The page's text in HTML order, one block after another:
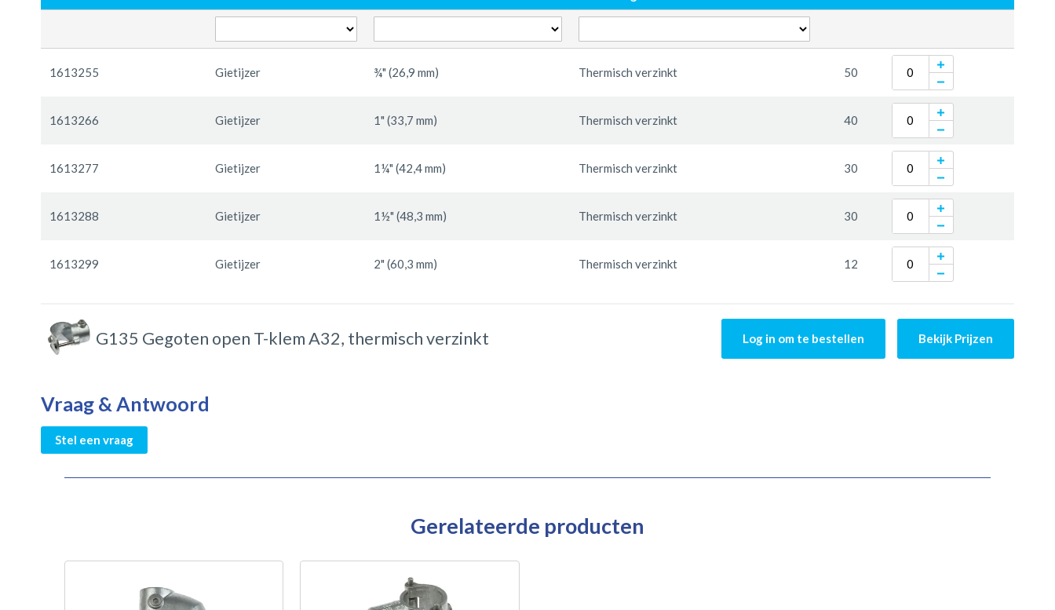
de
afbeeldingen-
de
afbeeldingen-
productitems
1613255 Gietijzer ¾" (26,9 mm) Thermisch verzinkt 50
1613266 Gietijzer 1" (33,7 mm) Thermisch verzinkt 40
1613277 Gietijzer 1¼" (42,4 mm) Thermisch verzinkt 30
1613288 Gietijzer 1½" (48,3 mm) Thermisch verzinkt 30
1613299 Gietijzer 2" (60,3 mm) Thermisch verzinkt 12
G135 Gegoten open T-klem A32, thermisch verzinkt Log in om te bestellen Bekijk Prijzen
Vraag & Antwoord
Stel een vraag
Gerelateerde producten